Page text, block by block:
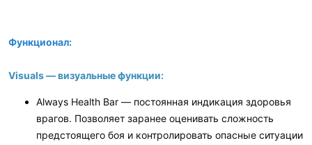
Функционал:
Visuals — визуальные функции:
Always Health Bar — постоянная индикация здоровья
врагов. Позволяет заранее оценивать сложность
предстоящего боя и контролировать опасные ситуации